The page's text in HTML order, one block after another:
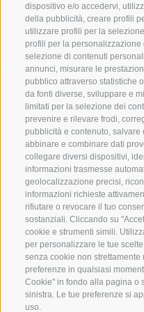
dispositivo e/o accedervi,
della pubblicità, creare profili
utilizzare profili per la
profili per la
selezione di contenuti
annunci, misurare le
pubblico attraverso statistiche
da fonti diverse, sviluppare e
limitati per la selezione dei
prevenire e rilevare frodi,
pubblicità e contenuto, salvare
abbinare e combinare dati
collegare diversi dispositivi,
informazioni trasmesse
geolocalizzazione precisi,
informazioni richieste
rifiutare o revocare il tuo
sostanziali. Cliccando su
cookie e strumenti simili.
per personalizzare le tue
senza cookie non
preferenze in qualsiasi
Cookie" in fondo alla pagina o
sinistra. Le tue preferenze si
uso.
Origine
Expertise
Sostensibilità
Prodotti e Marchi
Codice etico
Modello organizzativo
Whistleblowing
SOCIAL MEDIA
LinkedIn